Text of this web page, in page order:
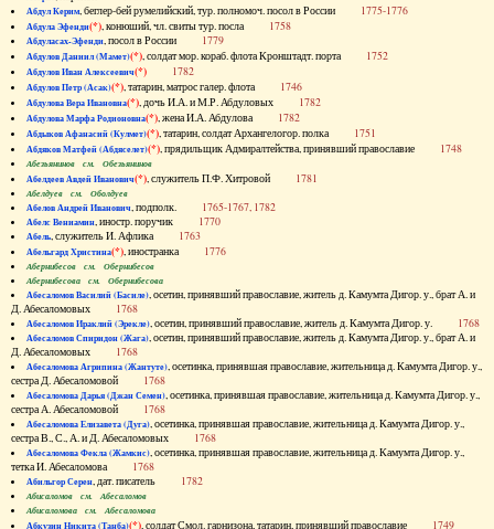
Абдул Керим, беглер-бей румелийский, тур. полномоч. посол в России 1775-1776
Абдула Эфенди(*), конюший, чл. свиты тур. посла 1758
Абдуласах-Эфенди, посол в России 1779
Абдулов Даниил (Мамет)(*), солдат мор. кораб. флота Кронштадт. порта 1752
Абдулов Иван Алексеевич(*) 1782
Абдулов Петр (Асак)(*), татарин, матрос галер. флота 1746
Абдулова Вера Ивановна(*), дочь И.А. и М.Р. Абдуловых 1782
Абдулова Марфа Родионовна(*), жена И.А. Абдулова 1782
Абдыков Афанасий (Кулмет)(*), татарин, солдат Архангелогор. полка 1751
Абдяков Матфей (Абдяселет)(*), прядильщик Адмиралтейства, принявший православие 1748
Абезьянинов см. Обезьянинов
Абелдеев Авдей Иванович(*), служитель П.Ф. Хитровой 1781
Абелдуев см. Оболдуев
Абелов Андрей Иванович, подполк. 1765-1767, 1782
Абелс Вениамин, иностр. поручик 1770
Абель, служитель И. Афлика 1763
Абельгард Христина(*), иностранка 1776
Абернибесов см. Обернибесов
Абернибесова см. Обернибесова
Абесаломов Василий (Басиле), осетин, принявший православие, житель д. Камумта Дигор. у., брат А. и
Д. Абесаломовых 1768
Абесаломов Ираклий (Эрекле), осетин, принявший православие, житель д. Камумта Дигор. у. 1768
Абесаломов Спиридон (Жага), осетин, принявший православие, житель д. Камумта Дигор. у., брат А. и
Д. Абесаломовых 1768
Абесаломова Агрипина (Жантуте), осетинка, принявшая православие, жительница д. Камумта Дигор. у.,
сестра Д. Абесаломовой 1768
Абесаломова Дарья (Джан Семен), осетинка, принявшая православие, жительница д. Камумта Дигор. у.,
сестра А. Абесаломовой 1768
Абесаломова Елизавета (Дуга), осетинка, принявшая православие, жительница д. Камумта Дигор. у.,
сестра В., С., А. и Д. Абесаломовых 1768
Абесаломова Фекла (Жамкис), осетинка, принявшая православие, жительница д. Камумта Дигор. у.,
тетка И. Абесаломова 1768
Абильгор Серен, дат. писатель 1782
Абисаломов см. Абесаломов
Абисаломова см. Абесаломова
Абкузин Никита (Танба)(*), солдат Смол. гарнизона, татарин, принявший православие 1749